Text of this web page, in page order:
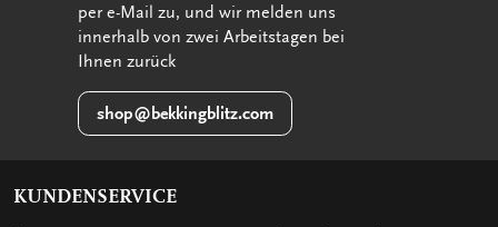
per e-Mail zu, und wir melden uns
innerhalb von zwei Arbeitstagen bei
Ihnen zurück
shop@bekkingblitz.com
KUNDENSERVICE